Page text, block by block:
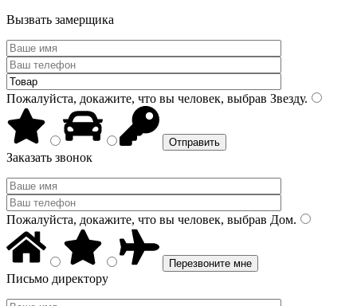
Вызвать замерщика
Пожалуйста, докажите, что вы человек, выбрав Звезду.
Заказать звонок
Пожалуйста, докажите, что вы человек, выбрав Дом.
Письмо директору